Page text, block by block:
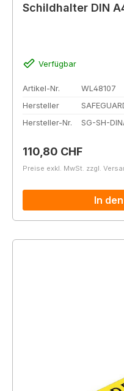
Schildhalter DIN
Verfügbar
Artikel-Nr.
WL48107
Hersteller
Hersteller-Nr.
SG-SH-
Regulärer Preis:
110,80 CHF
Preise exkl. MwSt. zzgl.
In